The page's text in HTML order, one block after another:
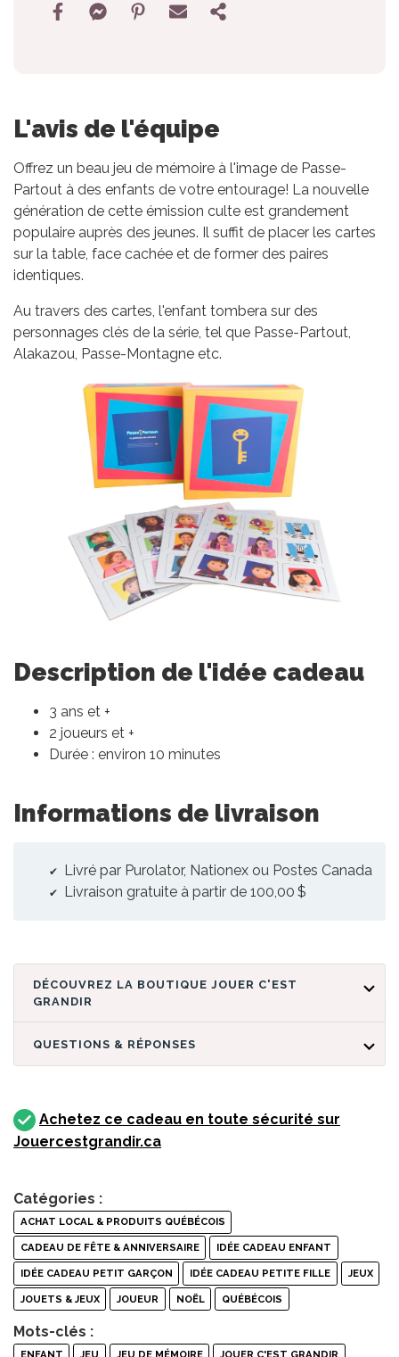
L'avis de l'équipe
Offrez un beau jeu de mémoire à l'image de Passe-
Partout à des enfants de votre entourage! La nouvelle
génération de cette émission culte est grandement
populaire auprès des jeunes. Il suffit de placer les cartes
sur la table, face cachée et de former des paires
identiques.
Au travers des cartes, l'enfant tombera sur des
personnages clés de la série, tel que Passe-Partout,
Alakazou, Passe-Montagne etc.
Description de l'idée cadeau
3 ans et +
2 joueurs et +
Durée : environ 10 minutes
Informations de livraison
Livré par Purolator, Nationex ou Postes Canada
Livraison gratuite à partir de 100,00 $
DÉCOUVREZ LA BOUTIQUE JOUER C'EST
GRANDIR
QUESTIONS & RÉPONSES
Achetez ce cadeau en toute sécurité sur
Jouercestgrandir.ca
Catégories :
ACHAT LOCAL & PRODUITS QUÉBÉCOIS
CADEAU DE FÊTE & ANNIVERSAIRE IDÉE CADEAU ENFANT
IDÉE CADEAU PETIT GARÇON IDÉE CADEAU PETITE FILLE JEUX
JOUETS & JEUX JOUEUR NOËL QUÉBÉCOIS
Mots-clés :